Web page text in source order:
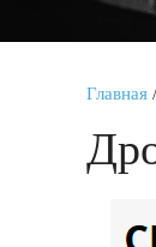
Главная /